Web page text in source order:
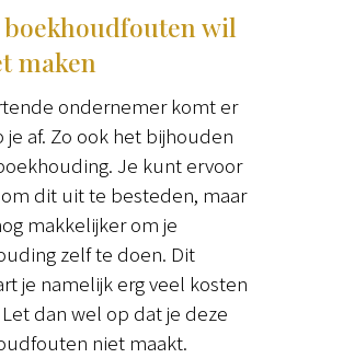
boekhoudfouten wil
maken
ondernemer komt er
je af. Zo ook het bijhouden
Je kunt ervoor
dit uit te besteden, maar
makkelijker om je
zelf te doen. Dit
je namelijk erg veel kosten
dan wel op dat je deze
niet maakt.